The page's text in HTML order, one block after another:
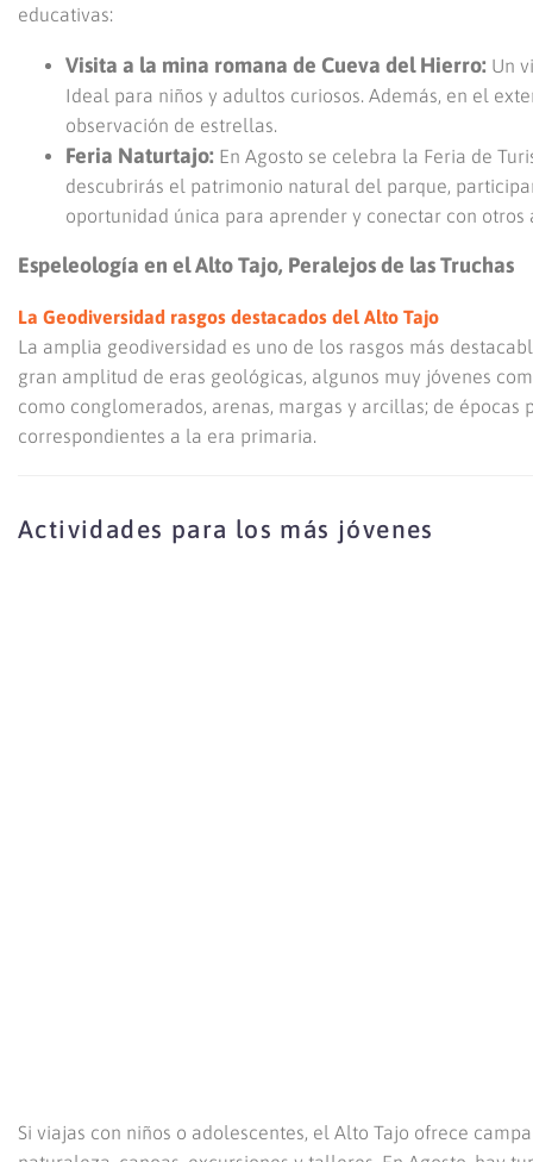
educativas:
Visita a la mina romana de Cueva del Hierro: Un
Ideal para niños y adultos curiosos. Además, en el
observación de estrellas.
Feria Naturtajo: En Agosto se celebra la Feria de
descubrirás el patrimonio natural del parque,
oportunidad única para aprender y conectar con
Espeleología en el Alto Tajo, Peralejos de las Truchas
La Geodiversidad rasgos destacados del Alto Tajo
La amplia geodiversidad es uno de los rasgos más
gran amplitud de eras geológicas, algunos muy jóvenes
como conglomerados, arenas, margas y arcillas; de
correspondientes a la era primaria.
Actividades para los más jóvenes
Si viajas con niños o adolescentes, el Alto Tajo ofrece